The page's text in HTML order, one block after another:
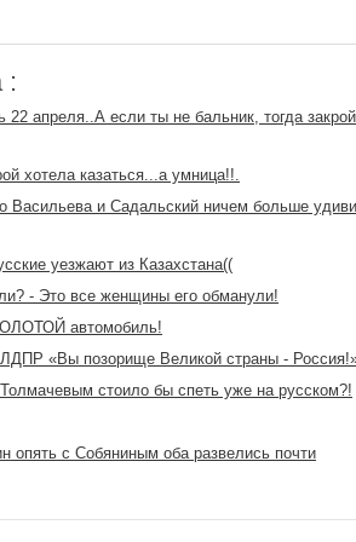
:
22 апреля..А если ты не бальник, тогда
хотела казаться...а умница!!.
Васильева и Садальский ничем больше
уезжают из Казахстана((
- Это все женщины его обманули!
автомобиль!
«Вы позорище Великой страны -
стоило бы спеть уже на русском?!
опять с Собяниным оба развелись почти